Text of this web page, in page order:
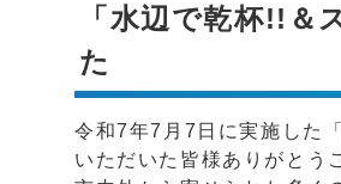
「水辺で乾杯!!＆
た
令和7年7月7日に実施した
いただいた皆様ありがとう